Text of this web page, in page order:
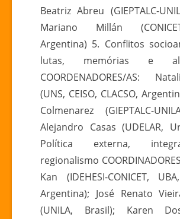
Beatriz Abreu (GIEPTALC-
Mariano Millán
Argentina) 5. Conflitos
lutas, memórias e
COORDENADORES/AS:
(UNS, CEISO, CLACSO,
Colmenarez (GIEPTALC-
Alejandro Casas (UDELAR,
Política externa,
regionalismo
Kan (IDEHESI-CONICET,
Argentina); José Renato
(UNILA, Brasil); Karen